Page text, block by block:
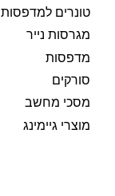
טונרים למדפסות
מגרסות נייר
מדפסות
סורקים
מסכי מחשב
מוצרי גיימינג